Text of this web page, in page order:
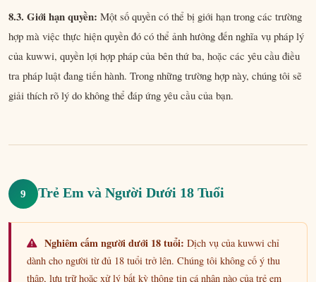
8.3. Giới hạn quyền: Một số quyền có thể bị giới hạn trong các trường
hợp mà việc thực hiện quyền đó có thể ảnh hưởng đến nghĩa vụ pháp lý
của kuwwi, quyền lợi hợp pháp của bên thứ ba, hoặc các yêu cầu điều
tra pháp luật đang tiến hành. Trong những trường hợp này, chúng tôi sẽ
giải thích rõ lý do không thể đáp ứng yêu cầu của bạn.
9 Trẻ Em và Người Dưới 18 Tuổi
Nghiêm cấm người dưới 18 tuổi: Dịch vụ của kuwwi chỉ
dành cho người từ đủ 18 tuổi trở lên. Chúng tôi không cố ý thu
thập, lưu trữ hoặc xử lý bất kỳ thông tin cá nhân nào của trẻ em